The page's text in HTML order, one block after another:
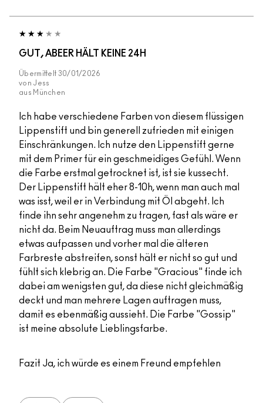
GUT, ABEER HÄLT KEINE 24H
Übermittelt 30/01/2026
von Jess
aus München
Ich habe verschiedene Farben von diesem flüssigen
Lippenstift und bin generell zufrieden mit einigen
Einschränkungen. Ich nutze den Lippenstift gerne
mit dem Primer für ein geschmeidiges Gefühl. Wenn
die Farbe erstmal getrocknet ist, ist sie kussecht.
Der Lippenstift hält eher 8-10h, wenn man auch mal
was isst, weil er in Verbindung mit Öl abgeht. Ich
finde ihn sehr angenehm zu tragen, fast als wäre er
nicht da. Beim Neuauftrag muss man allerdings
etwas aufpassen und vorher mal die älteren
Farbreste abstreifen, sonst hält er nicht so gut und
fühlt sich klebrig an. Die Farbe "Gracious" finde ich
dabei am wenigsten gut, da diese nicht gleichmäßig
deckt und man mehrere Lagen auftragen muss,
damit es ebenmäßig aussieht. Die Farbe "Gossip"
ist meine absolute Lieblingsfarbe.
Fazit Ja, ich würde es einem Freund empfehlen